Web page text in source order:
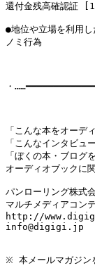
還付金残高確認証 [1]
●地位や立場を利用し
ノミ行為
・
「こんな本をオーデ
「こんなインタビュ
「ぼくの本・ブログ
オーディオブックに
パンローリング株式
マルチメディアコン
http://
info@digigi.jp
※ 本メールマガジン